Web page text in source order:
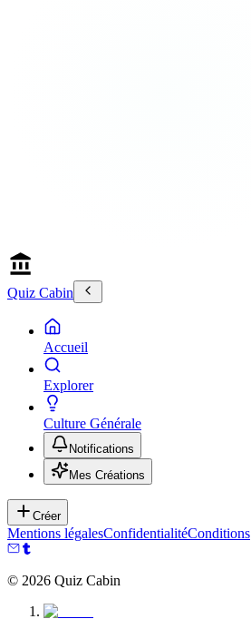
Quiz Cabin
Accueil
Explorer
Culture Générale
Notifications
Mes Créations
Créer
Mentions légalesConfidentialitéConditions
© 2026 Quiz Cabin